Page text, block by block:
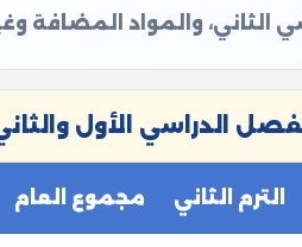
الثاني، والمواد المضافة
الدراسي الأول
الترم الثاني مجموع العام